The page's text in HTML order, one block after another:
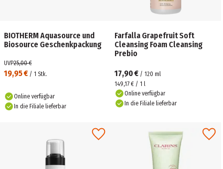
BIOTHERM Aquasource und
Biosource Geschenkpackung
19,95 € / 1 Stk.
UVP25,00 €
Online verfügbar
In die Filiale lieferbar
Farfalla Grapefruit Soft
Cleansing Foam Cleansing
Prebio
17,90 € / 120 ml
149,17 € / 1 l
Online verfügbar
In die Filiale lieferbar